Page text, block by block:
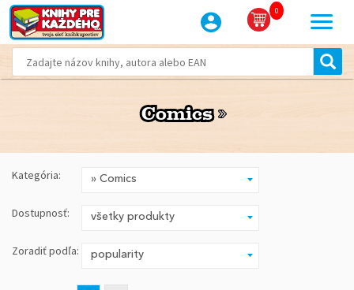
0
Comics
Comics
Kategória:
Dostupnosť:
Zoradiť podľa: